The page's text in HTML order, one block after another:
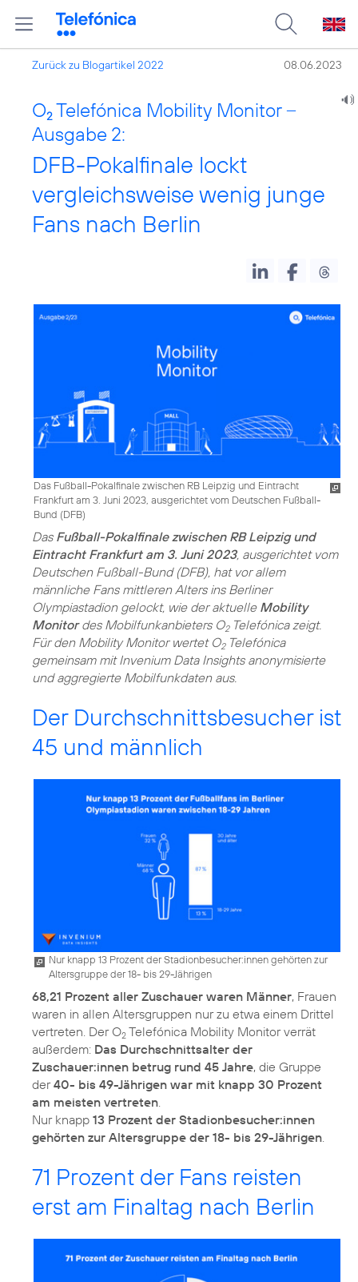
Zurück zu Blogartikel 2022 08.06.2023
O2 Telefónica Mobility Monitor –
Ausgabe 2:
DFB-Pokalfinale lockt
vergleichsweise wenig junge
Fans nach Berlin
Das Fußball-Pokalfinale zwischen RB Leipzig und Eintracht
Frankfurt am 3. Juni 2023, ausgerichtet vom Deutschen Fußball-
Bund (DFB)
Das Fußball-Pokalfinale zwischen RB Leipzig und
Eintracht Frankfurt am 3. Juni 2023, ausgerichtet vom
Deutschen Fußball-Bund (DFB), hat vor allem
männliche Fans mittleren Alters ins Berliner
Olympiastadion gelockt, wie der aktuelle Mobility
Monitordes Mobilfunkanbieters O2Telefónica zeigt.
Für den Mobility Monitor wertet O2Telefónica
gemeinsam mit Invenium Data Insights anonymisierte
und aggregierte Mobilfunkdaten aus.
Der Durchschnittsbesucher ist
45 und männlich
Nur knapp 13 Prozent der Stadionbesucher:innen gehörten zur
Altersgruppe der 18- bis 29-Jährigen
68,21 Prozent aller Zuschauer waren Männer, Frauen
waren in allen Altersgruppen nur zu etwa einem Drittel
vertreten. Der O2 Telefónica Mobility Monitor verrät
außerdem: Das Durchschnittsalter der
Zuschauer:innen betrug rund 45 Jahre, die Gruppe
der40- bis 49-Jährigen war mit knapp 30 Prozent
am meisten vertreten.
Nur knapp 13 Prozent der Stadionbesucher:innen
gehörten zur Altersgruppe der 18- bis 29-Jährigen
71 Prozent der Fans reisten
erst am Finaltag nach Berlin